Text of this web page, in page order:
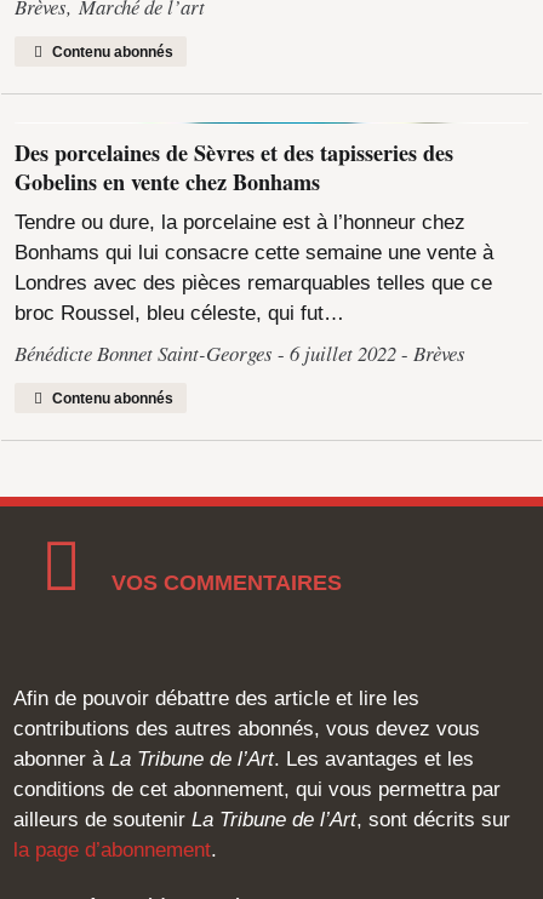
Brèves,Marché de l’art
Contenu abonnés
Des porcelaines de Sèvres et des tapisseries des
Gobelins en vente chez Bonhams
Tendre ou dure, la porcelaine est à l’honneur chez
Bonhams qui lui consacre cette semaine une vente à
Londres avec des pièces remarquables telles que ce
broc Roussel, bleu céleste, qui fut…
Bénédicte Bonnet Saint-Georges 6 juillet 2022 Brèves
Contenu abonnés
VOS COMMENTAIRES
Afin de pouvoir débattre des article et lire les
contributions des autres abonnés, vous devez vous
abonner àLa Tribune de l’Art. Les avantages et les
conditions de cet abonnement, qui vous permettra par
ailleurs de soutenirLa Tribune de l’Art, sont décrits sur
la page d’abonnement.